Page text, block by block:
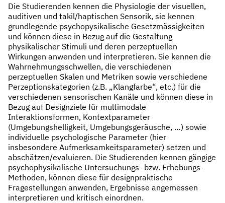
Die Studierenden kennen die Physiologie der visuellen,
auditiven und takil/haptischen Sensorik, sie kennen
grundlegende psychopysikalische Gesetzmässigkeiten
und können diese in Bezug auf die Gestaltung
physikalischer Stimuli und deren perzeptuellen
Wirkungen anwenden und interpretieren. Sie kennen die
Wahrnehmungsschwellen, die verschiedenen
perzeptuellen Skalen und Metriken sowie verschiedene
Perzeptionskategorien (z.B. „Klangfarbe“, etc.) für die
verschiedenen sensorischen Kanäle und können diese in
Bezug auf Designziele für multimodale
Interaktionsformen, Kontextparameter
(Umgebungshelligkeit, Umgebungsgeräusche, …) sowie
individuelle psychologische Parameter (hier
insbesondere Aufmerksamkeitsparameter) setzen und
abschätzen/evaluieren. Die Studierenden kennen gängige
psychophysikalische Untersuchungs- bzw. Erhebungs-
Methoden, können diese für designpraktische
Fragestellungen anwenden, Ergebnisse angemessen
interpretieren und kritisch einordnen.